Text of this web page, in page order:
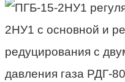
2НУ1 с основной и
редуцирования с
давления газа РДГ-